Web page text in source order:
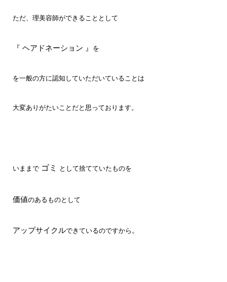
ただ、理美容師ができることとして
『 ヘアドネーション 』 を
を一般の方に認知していただいていることは
大変ありがたいことだと思っております。
いままで ゴミ として捨てていたものを
価値のあるものとして
アップサイクルできているのですから 。